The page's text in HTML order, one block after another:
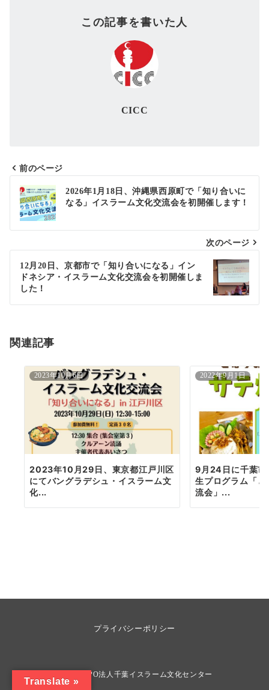
この記事を書いた人
CICC
投
稿
ナ
ビ
ゲ
ー
シ
ン
前のページ
2026年1月18日、沖縄県西原町で「知り合いに
なる」イスラーム文化交流会を初開催します！
次のページ
12月20日、京都市で「知り合いになる」イン
ドネシア・イスラーム文化交流会を初開催しま
した！
関連記事
2023年10月6日
2023年10月29日、東京都江戸川区
にてバングラデシュ・イスラーム文
化...
2022年9月1日
9月24日に千葉市
生プログラム「
流会」...
プライバシーポリシー
NPO法人千葉イスラーム文化センター
Translate »